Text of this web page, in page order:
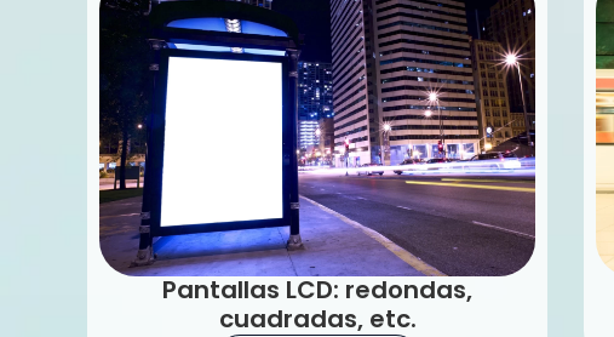
Pantallas LCD: redondas,
cuadradas, etc.